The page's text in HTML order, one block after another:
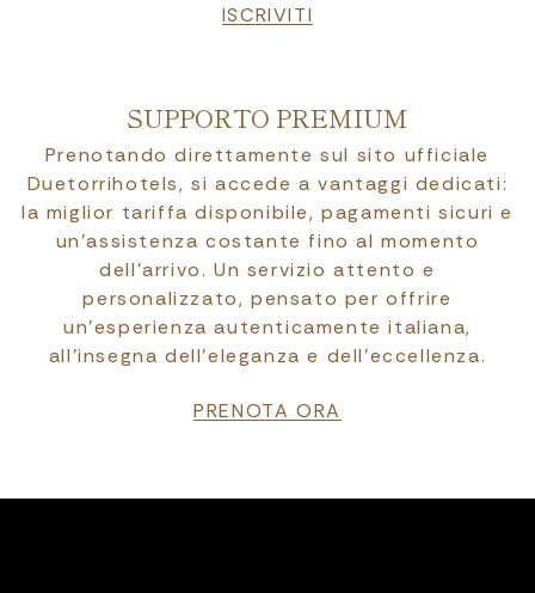
ISCRIVITI
SUPPORTO PREMIUM
Prenotando direttamente sul sito ufficiale
Duetorrihotels, si accede a vantaggi dedicati:
la miglior tariffa disponibile, pagamenti sicuri e
un’assistenza costante fino al momento
dell’arrivo. Un servizio attento e
personalizzato, pensato per offrire
un’esperienza autenticamente italiana,
all’insegna dell’eleganza e dell’eccellenza.
PRENOTA ORA